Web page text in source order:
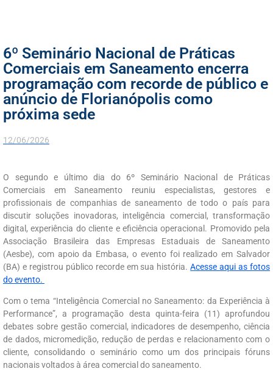
6º Seminário Nacional de Práticas
Comerciais em Saneamento encerra
programação com recorde de público e
anúncio de Florianópolis como
próxima sede
12/06/2026
O segundo e último dia do 6º Seminário Nacional de Práticas
Comerciais em Saneamento reuniu especialistas, gestores e
profissionais de companhias de saneamento de todo o país para
discutir soluções inovadoras, inteligência comercial, transformação
digital, experiência do cliente e eficiência operacional. Promovido pela
Associação Brasileira das Empresas Estaduais de Saneamento
(Aesbe), com apoio da Embasa, o evento foi realizado em Salvador
(BA) e registrou público recorde em sua história.Acesse aqui as fotos
do evento.
Com o tema “Inteligência Comercial no Saneamento: da Experiência à
Performance”, a programação desta quinta-feira (11) aprofundou
debates sobre gestão comercial, indicadores de desempenho, ciência
de dados, micromedição, redução de perdas e relacionamento com o
cliente, consolidando o seminário como um dos principais fóruns
nacionais voltados à área comercial do saneamento.